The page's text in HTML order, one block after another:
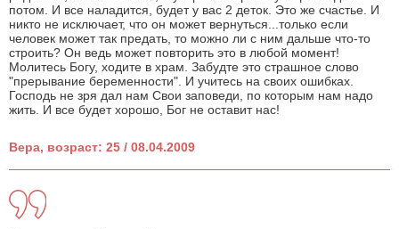
потом. И все наладится, будет у вас 2 деток. Это же счастье. И
никто не исключает, что он может вернуться...только если
человек может так предать, то можно ли с ним дальше что-то
строить? Он ведь может повторить это в любой момент!
Молитесь Богу, ходите в храм. Забудте это страшное слово
"прерывание беременности". И учитесь на своих ошибках.
Господь не зря дал нам Свои заповеди, по которым нам надо
жить. И все будет хорошо, Бог не оставит нас!
Вера, возраст: 25 / 08.04.2009